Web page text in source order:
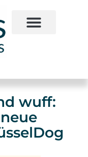
wuff: